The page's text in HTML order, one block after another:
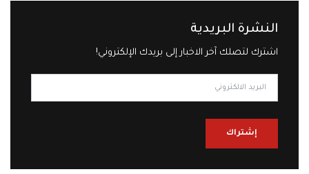
النشرة البريدية
اشترك لتصلك آخر الاخبار إلى بريدك الإلكتروني!
إشتراك